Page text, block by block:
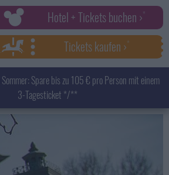
Hotel + Tickets buchen ›
Tickets kaufen ›
Spare bis zu 105 € pro Person mit einem
3-Tagesticket */**